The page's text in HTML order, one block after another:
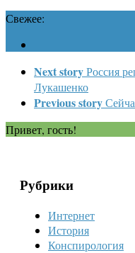
Свежее:
Next storyРоссия
Лукашенко
Previous story
Привет, гость!
Рубрики
Интернет
История
Конспирология